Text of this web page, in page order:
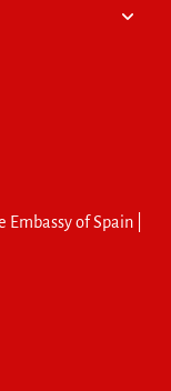
of Spain |